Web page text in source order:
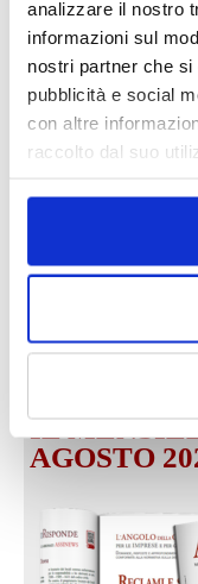
analizzare il nostro
informazioni sul
nostri partner che si
pubblicità e social
con altre
raccolto dal suo
DALLE AZIENDE
1
IL
AGOSTO